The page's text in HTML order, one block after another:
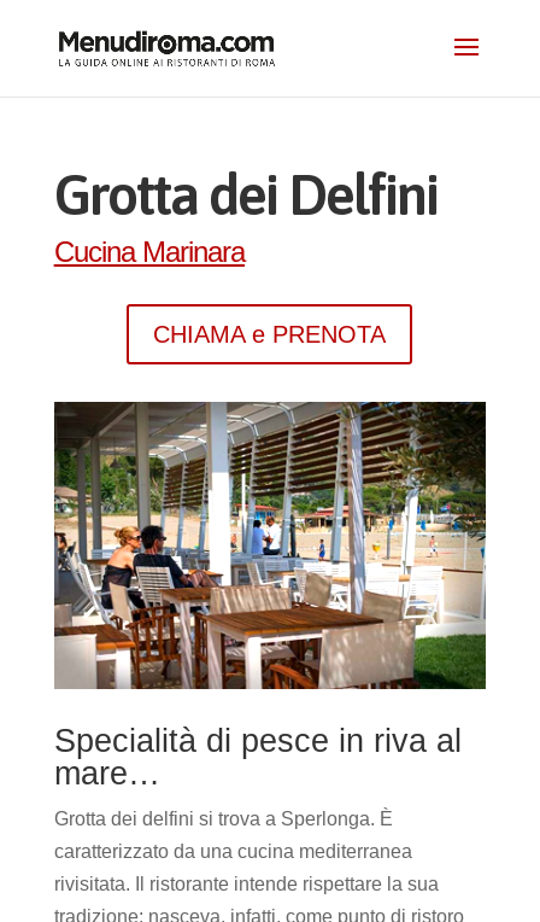
Grotta dei Delfini
Cucina Marinara
CHIAMA e PRENOTA
Specialità di pesce in riva al
mare…
Grotta dei delfini si trova a Sperlonga. È
caratterizzato da una cucina mediterranea
rivisitata. Il ristorante intende rispettare la sua
tradizione: nasceva, infatti, come punto di ristoro